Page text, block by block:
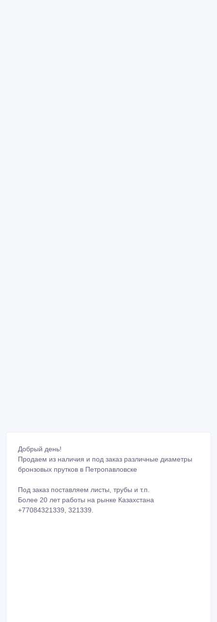
Добрый день!
Продаем из наличия и под заказ различные диаметры
Под заказ поставляем листы, трубы и т.п.
Более 20 лет работы на рынке Казахстана